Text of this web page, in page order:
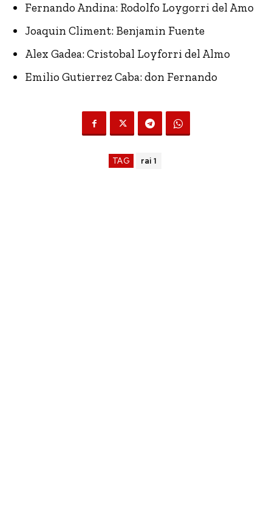
Fernando Andina: Rodolfo Loygorri del Amo
Joaquin Climent: Benjamin Fuente
Alex Gadea: Cristobal Loyforri del Almo
Emilio Gutierrez Caba: don Fernando
TAG rai 1